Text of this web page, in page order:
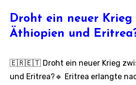
Droht ein neuer Krieg
Äthiopien und
🇪🇷🇪🇹 Droht ein neuer Krieg
und Eritrea?🔹 Eritrea erlangte